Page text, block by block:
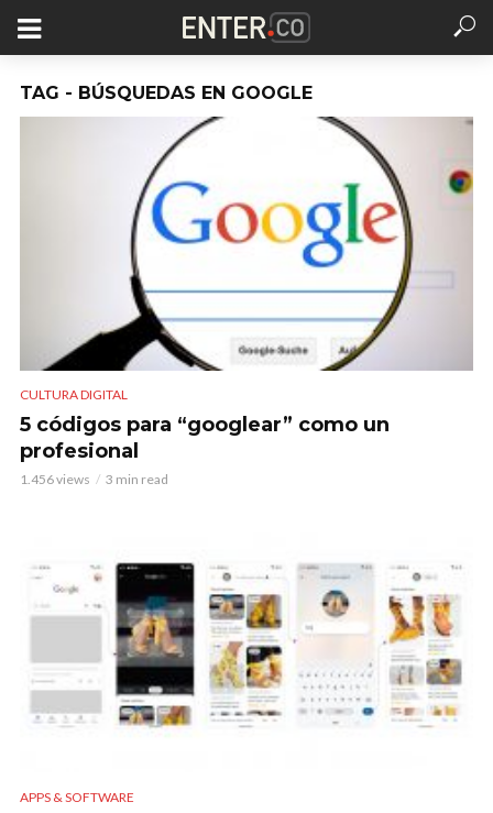
TAG - BÚSQUEDAS EN GOOGLE
CULTURA DIGITAL
5 códigos para “googlear” como un
profesional
1.456 views 3 min read
APPS & SOFTWARE